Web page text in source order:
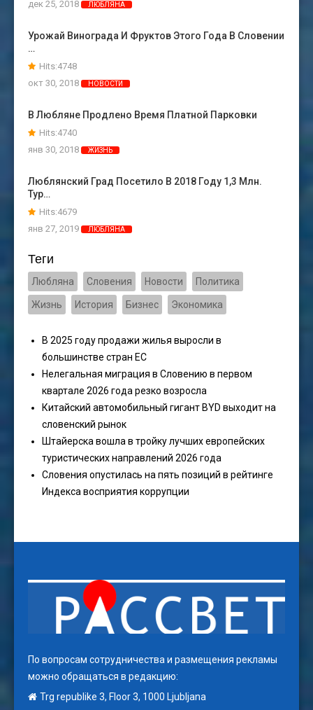
дек 25, 2018 ЛЮБЛЯНА
Урожай Винограда И Фруктов Этого Года В Словении
…
Hits:4748
окт 30, 2018
НОВОСТИ
В Любляне Продлено Время Платной Парковки
Hits:4740
янв 30, 2018
ЖИЗНЬ
Люблянский Град Посетило В 2018 Году 1,3 Млн.
Тур…
Hits:4679
янв 27, 2019
ЛЮБЛЯНА
Теги
Любляна Словения Новости Политика
Жизнь История Бизнес Экономика
В 2025 году продажи жилья выросли в
большинстве стран ЕС
Нелегальная миграция в Словению в первом
квартале 2026 года резко возросла
Китайский автомобильный гигант BYD выходит на
словенский рынок
Штайерска вошла в тройку лучших европейских
туристических направлений 2026 года
Словения опустилась на пять позиций в рейтинге
Индекса восприятия коррупции
По вопросам сотрудничества и размещения рекламы
можно обращаться в редакцию:
Trg republike 3, Floor 3, 1000 Ljubljana